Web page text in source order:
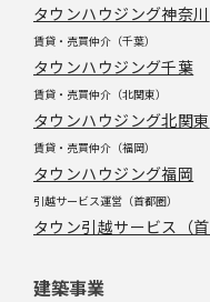
タウンハウジング神奈川
賃貸・売買仲介（千葉）
タウンハウジング千葉
賃貸・売買仲介（北関東）
タウンハウジング北関東
賃貸・売買仲介（福岡）
タウンハウジング福岡
引越サービス運営（首都圏）
タウン引越サービス（首
建築事業